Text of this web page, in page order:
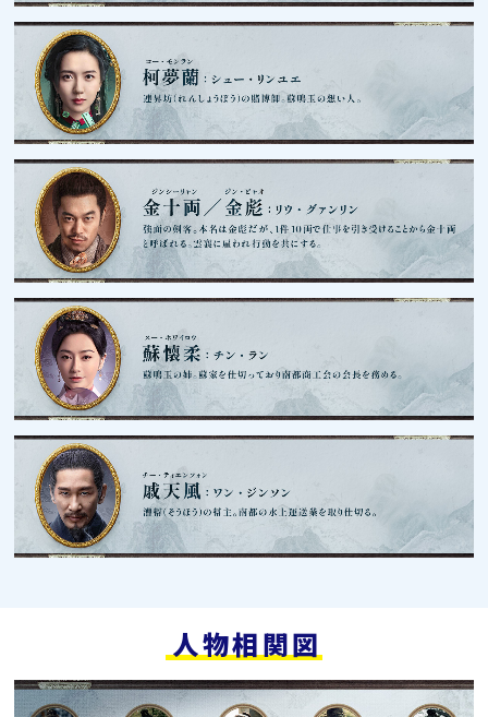
人物相関図